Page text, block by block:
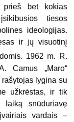
prieš bet kokias
tiesos
ideologijas.
ir jų visuotinį
1962 m. R.
Camus „Maro“
lygina su
užkrėstas, ir tik
laiką snūduriavę
vardais –